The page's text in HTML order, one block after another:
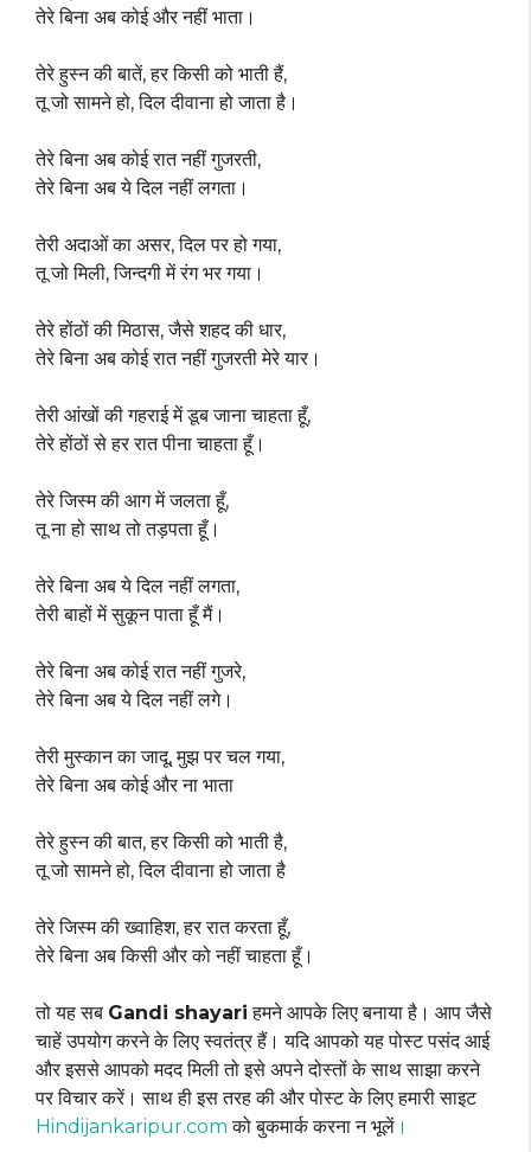
तेरे बिना अब कोई और नहीं भाता।
तेरे हुस्न की बातें, हर किसी को भाती हैं,
तू जो सामने हो, दिल दीवाना हो जाता है।
तेरे बिना अब कोई रात नहीं गुजरती,
तेरे बिना अब ये दिल नहीं लगता।
तेरी अदाओं का असर, दिल पर हो गया,
तू जो मिली, जिन्दगी में रंग भर गया।
तेरे होंठों की मिठास, जैसे शहद की धार,
तेरे बिना अब कोई रात नहीं गुजरती मेरे यार।
तेरी आंखों की गहराई में डूब जाना चाहता हूँ,
तेरे होंठों से हर रात पीना चाहता हूँ।
तेरे जिस्म की आग में जलता हूँ,
तू ना हो साथ तो तड़पता हूँ।
तेरे बिना अब ये दिल नहीं लगता,
तेरी बाहों में सुकून पाता हूँ मैं।
तेरे बिना अब कोई रात नहीं गुजरे,
तेरे बिना अब ये दिल नहीं लगे।
तेरी मुस्कान का जादू, मुझ पर चल गया,
तेरे बिना अब कोई और ना भाता
तेरे हुस्न की बात, हर किसी को भाती है,
तू जो सामने हो, दिल दीवाना हो जाता है
तेरे जिस्म की ख्वाहिश, हर रात करता हूँ,
तेरे बिना अब किसी और को नहीं चाहता हूँ।
तो यह सब Gandi shayari हमने आपके लिए बनाया है। आप जैसे
चाहें उपयोग करने के लिए स्वतंत्र हैं। यदि आपको यह पोस्ट पसंद आई
और इससे आपको मदद मिली तो इसे अपने दोस्तों के साथ साझा करने
पर विचार करें। साथ ही इस तरह की और पोस्ट के लिए हमारी साइट
Hindijankaripur.com को बुकमार्क करना न भूलें ।